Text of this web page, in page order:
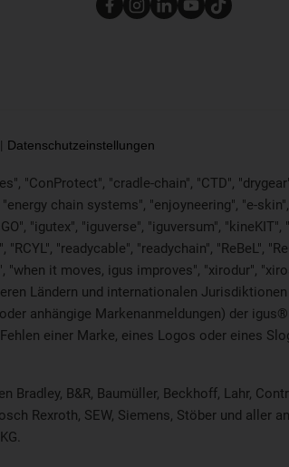
Datenschutzeinstellungen
"ConProtect", "cradle-chain", "CTD",
chain systems", "enjoyneering", "e-
"igutex", "iguverse", "iguversum",
"readycable", "readychain", "ReBeL",
it moves, igus improves", "xirodur",
Ländern und internationalen
anhängige Markenanmeldungen) der
einer Marke, eines Logos oder eines
B&R, Baumüller, Beckhoff, Lahr,
Rexroth, SEW, Siemens, Stöber und